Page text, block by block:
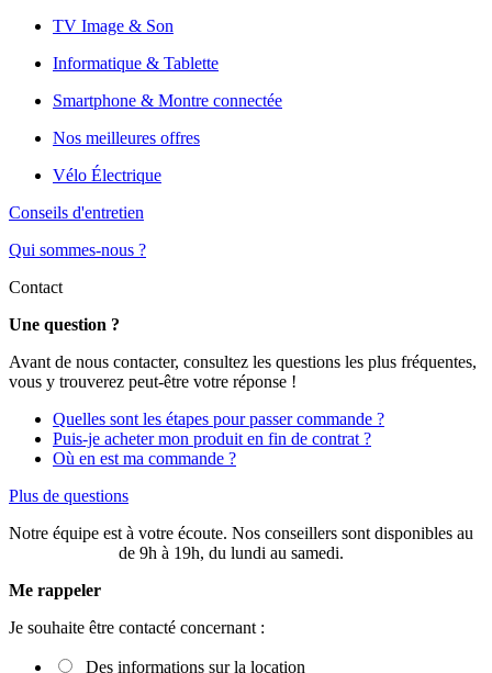
TV Image & Son
Informatique & Tablette
Smartphone & Montre connectée
Nos meilleures offres
Vélo Électrique
Conseils d'entretien
Qui sommes-nous ?
Contact
Une question ?
Avant de nous contacter, consultez les questions les plus fréquentes,
vous y trouverez peut-être votre réponse !
Quelles sont les étapes pour passer commande ?
Puis-je acheter mon produit en fin de contrat ?
Où en est ma commande ?
Plus de questions
Notre équipe est à votre écoute. Nos conseillers sont disponibles au
de 9h à 19h, du lundi au samedi.
Me rappeler
Je souhaite être contacté concernant :
Des informations sur la location